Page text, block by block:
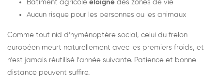
Bâtiment agricole éloigné des zones de vie
Aucun risque pour les personnes ou les animaux
Comme tout nid d'hyménoptère social, celui du frelon
européen meurt naturellement avec les premiers froids, et
n'est jamais réutilisé l'année suivante. Patience et bonne
distance peuvent suffire.